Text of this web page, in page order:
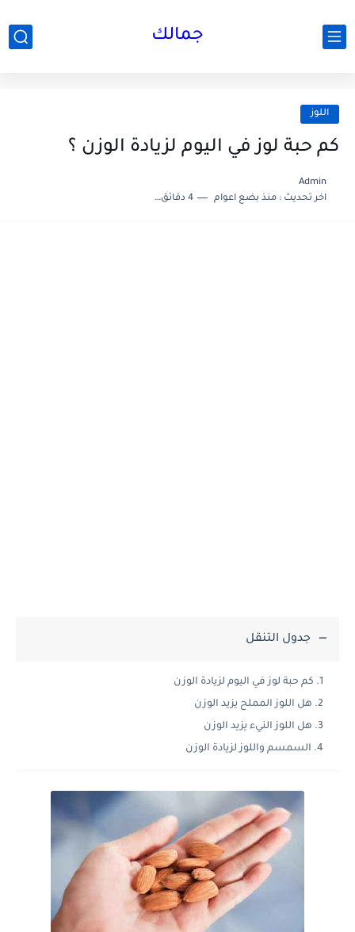
جمالك
اللوز
كم حبة لوز في اليوم لزيادة الوزن ؟
Admin
اخر تحديث :منذ بضع اعوام 4 دقائق للقراءة
جدول التنقل
كم حبة لوز في اليوم لزيادة الوزن
هل اللوز المملح يزيد الوزن
هل اللوز النيء يزيد الوزن
السمسم واللوز لزيادة الوزن